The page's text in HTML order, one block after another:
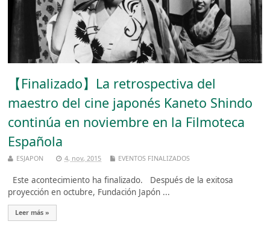
【Finalizado】La retrospectiva del
maestro del cine japonés Kaneto Shindo
continúa en noviembre en la Filmoteca
Española
ESJAPON 4, nov, 2015 EVENTOS FINALIZADOS
Este acontecimiento ha finalizado. Después de la exitosa
proyección en octubre, Fundación Japón ...
Leer más »